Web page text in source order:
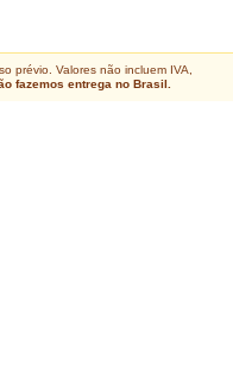
prévio. Valores não incluem IVA,
fazemos entrega no Brasil.